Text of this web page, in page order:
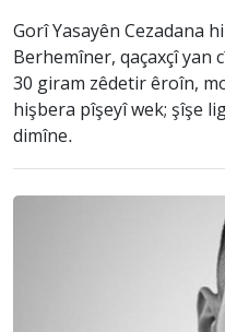
Gorî Yasayên Cezadana
Berhemîner, qaçaxçî yan
30 giram zêdetir êroîn,
hişbera pîşeyî wek; şîşe
dimîne.